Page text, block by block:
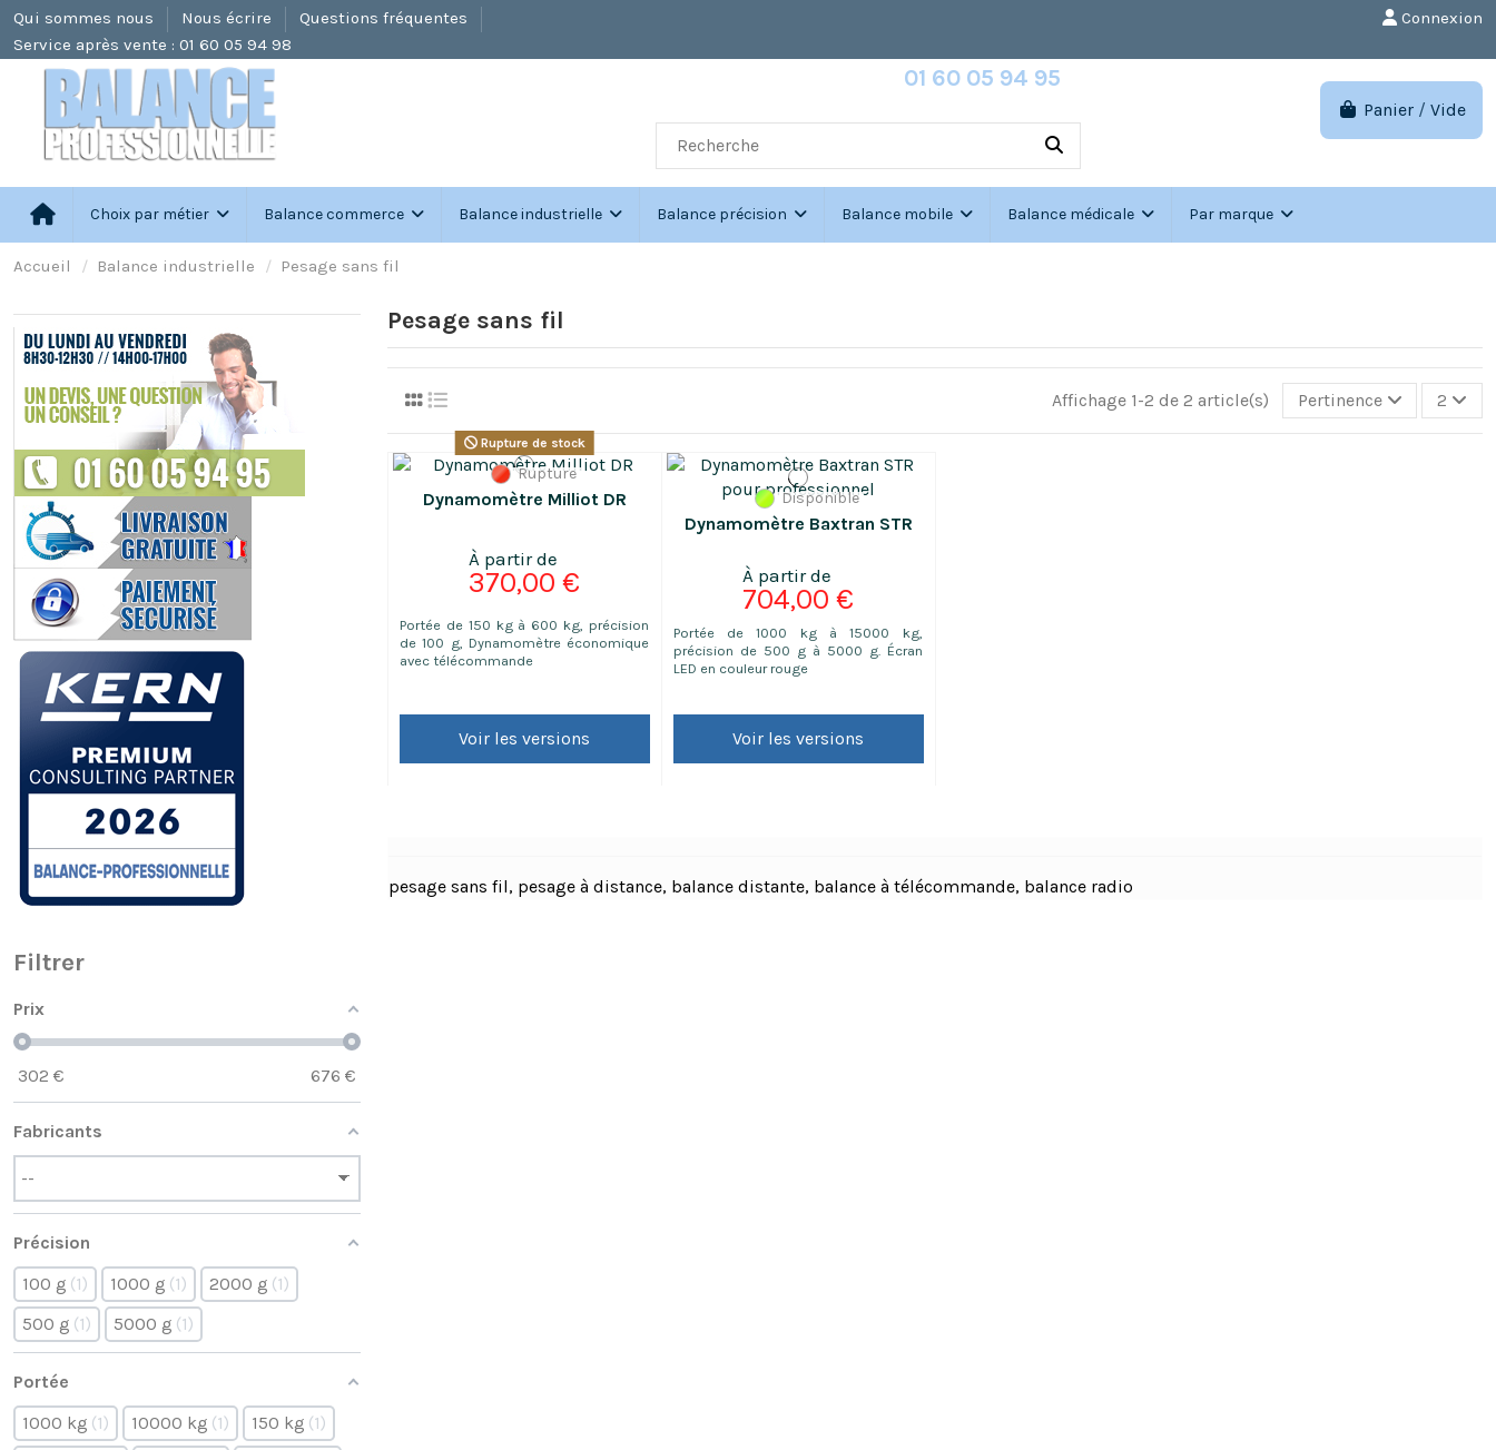
Qui sommes nous Nous écrire
Questions fréquentes
Service après vente : 01 60 05 94 98
Connexion
01 60 05 94 95
Panier / Vide
Choix par métier Balance commerce Balance industrielle Balance précision Balance mobile Balance médicale Par marque
Accueil Balance industrielle Pesage sans fil
Pesage sans fil
Affichage 1-2 de 2 article(s) Pertinence 2
Rupture de stock
Dynamomètre Milliot DR
Rupture
370,00 €
Portée de 150 kg à 600 kg, précision
de 100 g, Dynamomètre économique
avec télécommande
Voir les versions
Dynamomètre Baxtran STR
Disponible
704,00 €
Portée de 1000 kg à 15000 kg,
précision de 500 g à 5000 g. Écran
LED en couleur rouge
Voir les versions
pesage sans fil, pesage à distance, balance distante, balance à télécommande, balance radio
Filtrer
Prix
302 € 676 €
Fabricants
Précision
100 g 1 1000 g 1 2000 g 1
500 g 1 5000 g 1
Portée
1000 kg 1 10000 kg 1 150 kg 1